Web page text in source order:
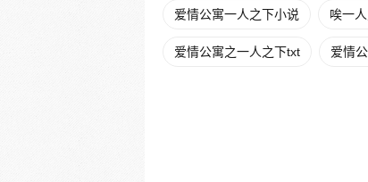
爱情公寓一人之下小说 唉一
爱情公寓之一人之下txt 爱情